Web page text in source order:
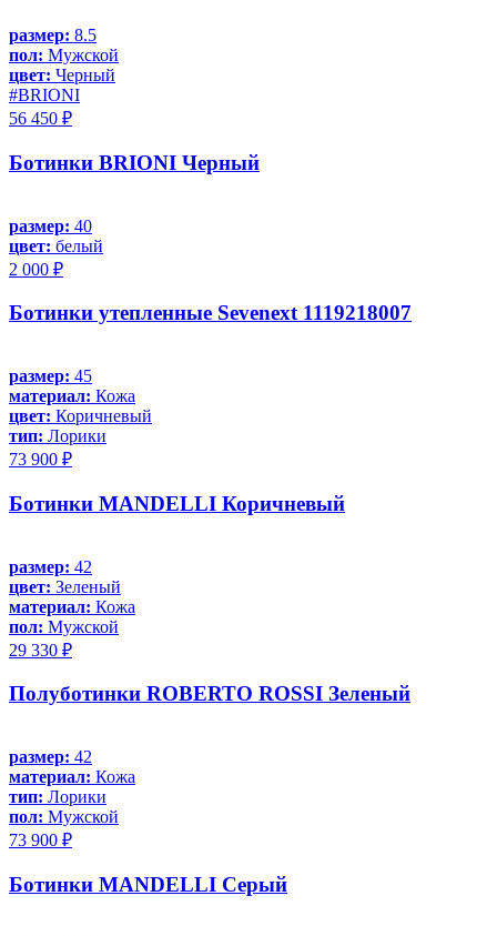
размер: 8.5
пол: Мужской
цвет: Черный
#BRIONI
56 450 ₽
Ботинки BRIONI Черный
размер: 40
цвет: белый
2 000 ₽
Ботинки утепленные Sevenext 1119218007
размер: 45
материал: Кожа
цвет: Коричневый
тип: Лорики
73 900 ₽
Ботинки MANDELLI Коричневый
размер: 42
цвет: Зеленый
материал: Кожа
пол: Мужской
29 330 ₽
Полуботинки ROBERTO ROSSI Зеленый
размер: 42
материал: Кожа
тип: Лорики
пол: Мужской
73 900 ₽
Ботинки MANDELLI Серый